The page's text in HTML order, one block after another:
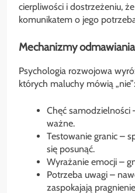
cierpliwości i dostrzeżeniu, że
komunikatem o jego
Mechanizmy odmawiania
Psychologia rozwojowa
których maluchy mówią „nie”:
Chęć samodzielności
ważne.
Testowanie granic –
się posunąć.
Wyrażanie emocji –
Potrzeba uwagi –
zaspokajają